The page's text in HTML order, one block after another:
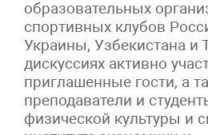
образовательных
спортивных клубов
Украины, Узбекистана и
дискуссиях активно
приглашенные гости, а
преподаватели и
физической культуры и